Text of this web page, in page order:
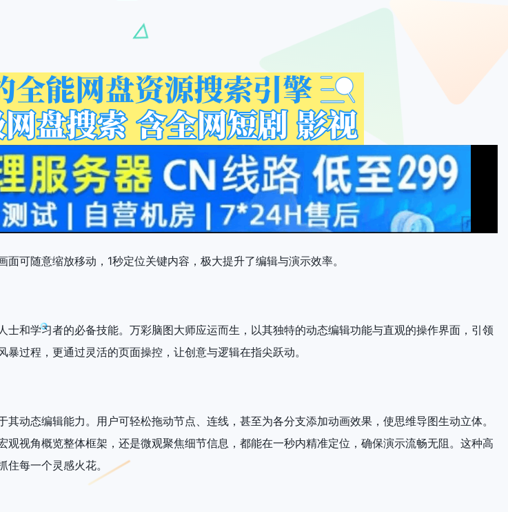
可随意缩放移动，1秒定位关键内容，极大提升了编辑与演示效率。
和学习者的必备技能。万彩脑图大师应运而生，以其独特的动态编辑功能与直观的操作界面，引领
过程，更通过灵活的页面操控，让创意与逻辑在指尖跃动。
动态编辑能力。用户可轻松拖动节点、连线，甚至为各分支添加动画效果，使思维导图生动立体。
视角概览整体框架，还是微观聚焦细节信息，都能在一秒内精准定位，确保演示流畅无阻。这种高
每一个灵感火花。